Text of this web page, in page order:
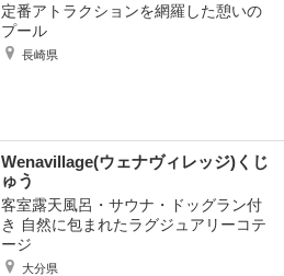
定番アトラクションを網羅した憩いの
プール
長崎県
Wenavillage(ウェナヴィレッジ)くじ
ゅう
客室露天風呂・サウナ・ドッグラン付
き 自然に包まれたラグジュアリーコテ
ージ
大分県